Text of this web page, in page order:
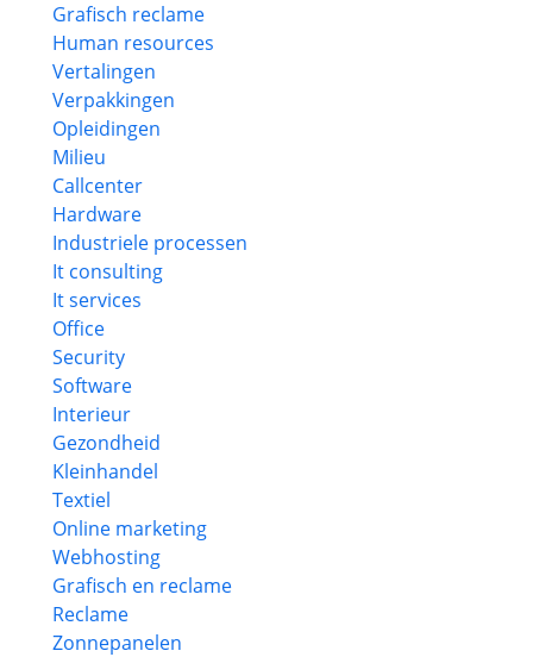
Grafisch reclame
Human resources
Vertalingen
Verpakkingen
Opleidingen
Milieu
Callcenter
Hardware
Industriele processen
It consulting
It services
Office
Security
Software
Interieur
Gezondheid
Kleinhandel
Textiel
Online marketing
Webhosting
Grafisch en reclame
Reclame
Zonnepanelen